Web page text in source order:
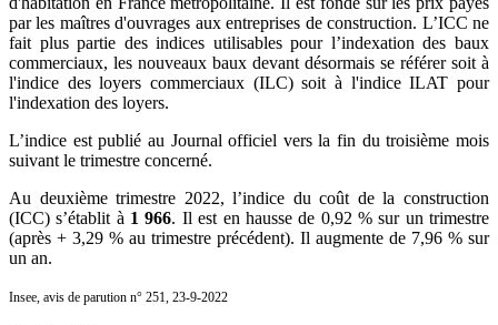
par les maîtres d'ouvrages aux entreprises de construction. L’ICC ne
fait plus partie des indices utilisables pour l’indexation des baux
commerciaux, les nouveaux baux devant désormais se référer soit à
l'indice des loyers commerciaux (ILC) soit à l'indice ILAT pour
l'indexation des loyers.
L’indice est publié au Journal officiel vers la fin du troisième mois
suivant le trimestre concerné.
Au deuxième trimestre 2022, l’indice du coût de la construction
(ICC) s’établit à 1 966. Il est en hausse de 0,92 % sur un trimestre
(après + 3,29 % au trimestre précédent). Il augmente de 7,96 % sur
un an.
Insee, avis de parution n° 251, 23-9-2022